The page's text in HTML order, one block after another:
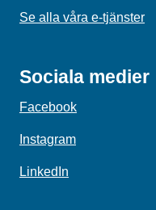
Se alla våra e-tjänster
Sociala medier
Facebook
Instagram
LinkedIn